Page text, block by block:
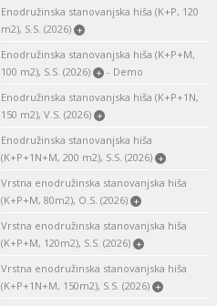
Enodružinska stanovanjska hiša (K+P, 120
m2), S.S. (2026) +
Enodružinska stanovanjska hiša (K+P+M,
100 m2), S.S. (2026) + - Demo
Enodružinska stanovanjska hiša (K+P+1N,
150 m2), V.S. (2026) +
Enodružinska stanovanjska hiša
(K+P+1N+M, 200 m2), S.S. (2026) +
Vrstna enodružinska stanovanjska hiša
(K+P+M, 80m2), O.S. (2026) +
Vrstna enodružinska stanovanjska hiša
(K+P+M, 120m2), S.S. (2026) +
Vrstna enodružinska stanovanjska hiša
(K+P+1N+M, 150m2), S.S. (2026) +